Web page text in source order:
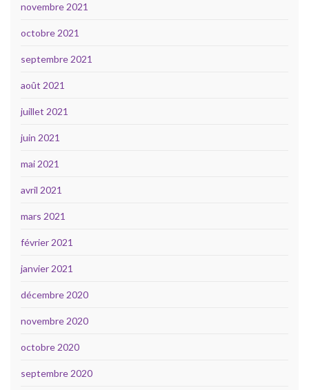
novembre 2021
octobre 2021
septembre 2021
août 2021
juillet 2021
juin 2021
mai 2021
avril 2021
mars 2021
février 2021
janvier 2021
décembre 2020
novembre 2020
octobre 2020
septembre 2020